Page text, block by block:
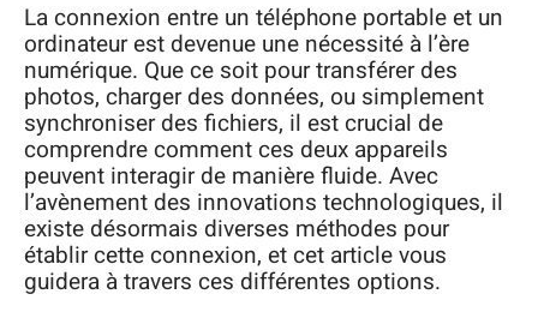
La connexion entre un téléphone portable et un
ordinateur est devenue une nécessité à l’ère
numérique. Que ce soit pour transférer des
photos, charger des données, ou simplement
synchroniser des fichiers, il est crucial de
comprendre comment ces deux appareils
peuvent interagir de manière fluide. Avec
l’avènement des innovations technologiques, il
existe désormais diverses méthodes pour
établir cette connexion, et cet article vous
guidera à travers ces différentes options.